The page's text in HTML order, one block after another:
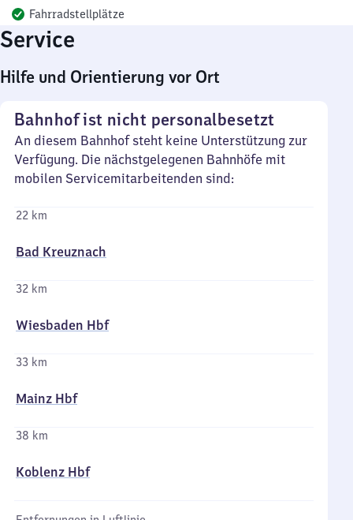
Fahrradstellplätze
Service
Hilfe und Orientierung vor Ort
Bahnhof ist nicht personalbesetzt
An diesem Bahnhof steht keine Unterstützung zur
Verfügung. Die nächstgelegenen Bahnhöfe mit
mobilen Servicemitarbeitenden sind:
22 km
Bad Kreuznach
32 km
Wiesbaden Hbf
33 km
Mainz Hbf
38 km
Koblenz Hbf